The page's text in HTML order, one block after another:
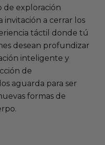
de exploración
invitación a cerrar los
táctil donde tú
desean profundizar
inteligente y
de
aguarda para ser
formas de